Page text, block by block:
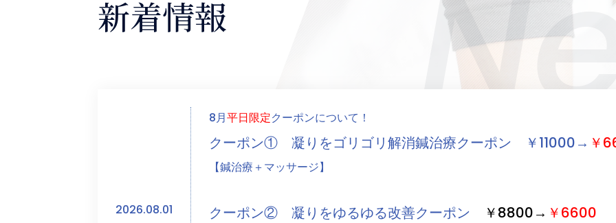
新着情報
2026.08.01
8月平日限定クーポンについて！
クーポン① 凝りをゴリゴリ解消鍼治療クーポン ￥11000→ ￥
【鍼治療＋マッサージ】
クーポン② 凝りをゆるゆる改善クーポン ￥8800→ ￥6600